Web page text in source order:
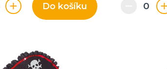
Do košíku